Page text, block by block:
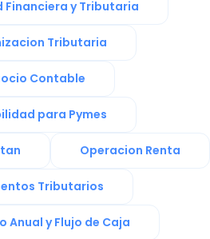
y Tributaria
Tributaria
Contable
para Pymes
Operacion Renta
Tributarios
Anual y Flujo de Caja